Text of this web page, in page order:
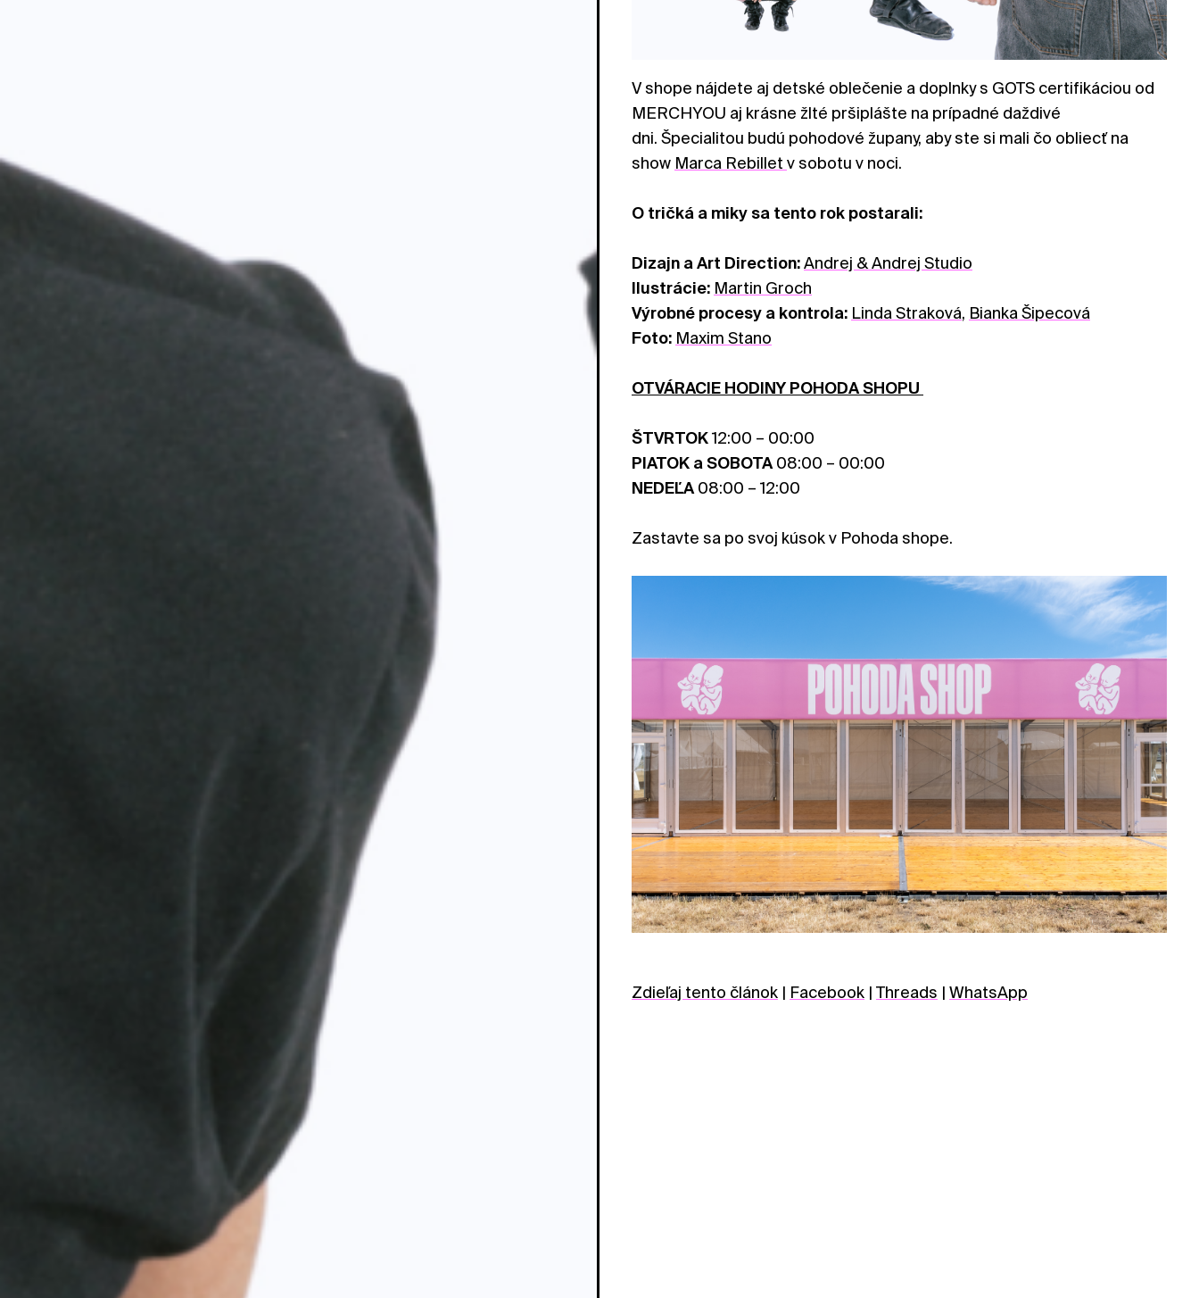
V shope nájdete aj detské oblečenie a doplnky s GOTS certifikáciou od
MERCHYOU aj krásne žlté pršiplášte na prípadné daždivé
dni. Špecialitou budú pohodové župany, aby ste si mali čo obliecť na
show Marca Rebillet v sobotu v noci.
O tričká a miky sa tento rok postarali:
Dizajn a Art Direction:Andrej & Andrej Studio
Ilustrácie: Martin Groch
Výrobné procesy a kontrola: Linda Straková, Bianka Šipecová
Foto: Maxim Stano
OTVÁRACIE HODINY POHODA SHOPU
ŠTVRTOK12:00 – 00:00
PIATOK a SOBOTA 08:00 – 00:00
NEDEĽA 08:00 – 12:00
Zastavte sa po svoj kúsok v Pohoda shope.
Zdieľaj tento článok | Facebook | Threads | WhatsApp